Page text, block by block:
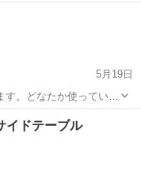
5月19日
。どなたか使っていた
鏡になります。
デスク
イドテーブル